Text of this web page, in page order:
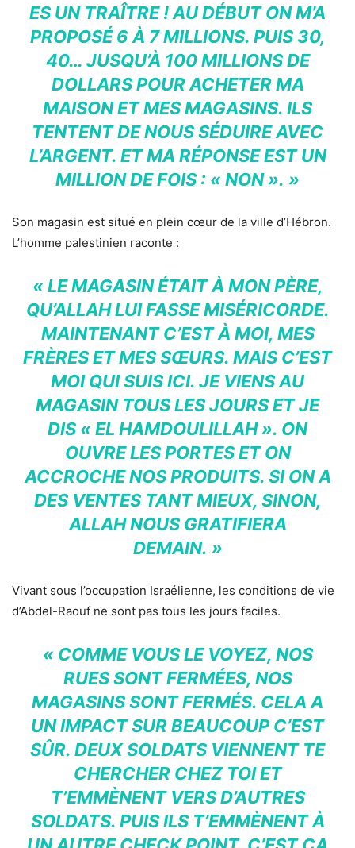
ES UN TRAÎTRE ! AU DÉBUT ON M’A
PROPOSÉ 6 À 7 MILLIONS. PUIS 30,
40… JUSQU’À 100 MILLIONS DE
DOLLARS POUR ACHETER MA
MAISON ET MES MAGASINS. ILS
TENTENT DE NOUS SÉDUIRE AVEC
L’ARGENT. ET MA RÉPONSE EST UN
MILLION DE FOIS : « NON ». »
Son magasin est situé en plein cœur de la ville d’Hébron.
L’homme palestinien raconte :
« LE MAGASIN ÉTAIT À MON PÈRE,
QU’ALLAH LUI FASSE MISÉRICORDE.
MAINTENANT C’EST À MOI, MES
FRÈRES ET MES SŒURS. MAIS C’EST
MOI QUI SUIS ICI. JE VIENS AU
MAGASIN TOUS LES JOURS ET JE
DIS « EL HAMDOULILLAH ». ON
OUVRE LES PORTES ET ON
ACCROCHE NOS PRODUITS. SI ON A
DES VENTES TANT MIEUX, SINON,
ALLAH NOUS GRATIFIERA
DEMAIN. »
Vivant sous l’occupation Israélienne, les conditions de vie
d’Abdel-Raouf ne sont pas tous les jours faciles.
« COMME VOUS LE VOYEZ, NOS
RUES SONT FERMÉES, NOS
MAGASINS SONT FERMÉS. CELA A
UN IMPACT SUR BEAUCOUP C’EST
SÛR. DEUX SOLDATS VIENNENT TE
CHERCHER CHEZ TOI ET
T’EMMÈNENT VERS D’AUTRES
SOLDATS. PUIS ILS T’EMMÈNENT À